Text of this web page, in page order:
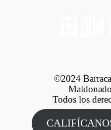
©2024
Todos los